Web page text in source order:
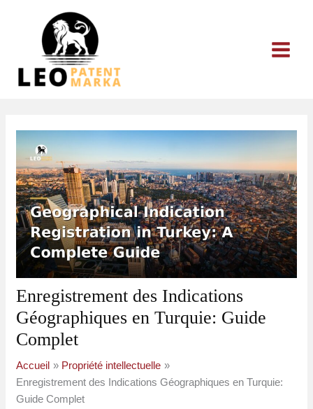
Enregistrement des Indications
Géographiques en Turquie: Guide
Complet
Accueil
Propriété intellectuelle
Enregistrement des Indications Géographiques en Turquie:
Guide Complet